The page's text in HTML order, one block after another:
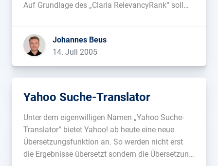
Auf Grundlage des „Claria RelevancyRank“ soll
dann, viel Erfolg....
Johannes Beus
14. Juli 2005
Yahoo Suche-Translator
Unter dem eigenwilligen Namen „Yahoo Suche-
Translator“ bietet Yahoo! ab heute eine neue
Übersetzungsfunktion an. So werden nicht erst
die Ergebnisse übersetzt sondern die Übersetzung